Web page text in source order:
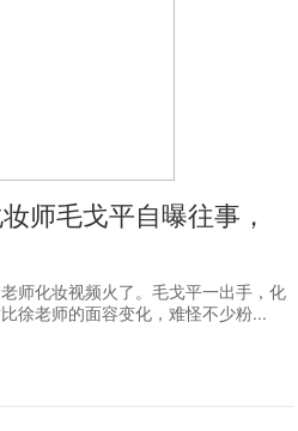
师毛戈平自曝往事，
师化妆视频火了。毛戈平一出手，化
徐老师的面容变化，难怪不少粉...